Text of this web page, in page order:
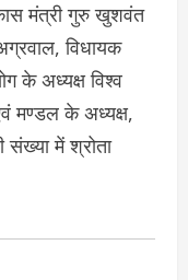
मंत्री गुरु खुशवंत
विधायक
के अध्यक्ष विश्व
मण्डल के अध्यक्ष,
संख्या में श्रोता